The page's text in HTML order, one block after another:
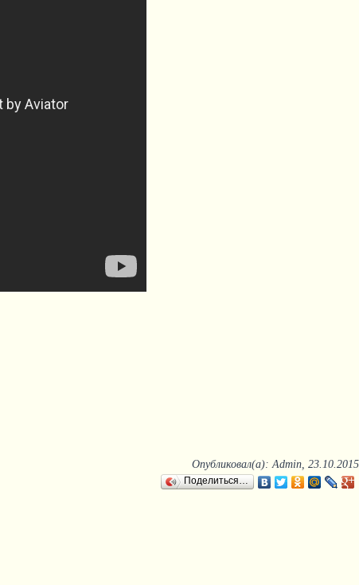
Опубликовал(а): Admin, 23.10.2015
Поделиться…